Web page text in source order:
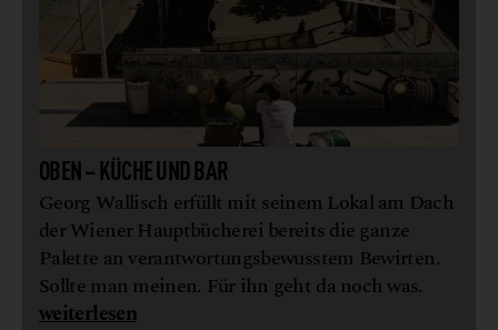
OBEN – KÜCHE UND BAR
Georg Wallisch erfüllt mit seinem Lokal am Dach
der Wiener Hauptbücherei bereits die ganze
Palette an verantwortungsbewusstem Bewirten.
Sollte man meinen. Für ihn geht da noch was.
weiterlesen